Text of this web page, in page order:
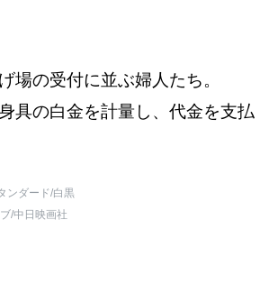
場の受付に並ぶ婦人たち。
具の白金を計量し、代金を支払
ンダード/白黒
/中日映画社